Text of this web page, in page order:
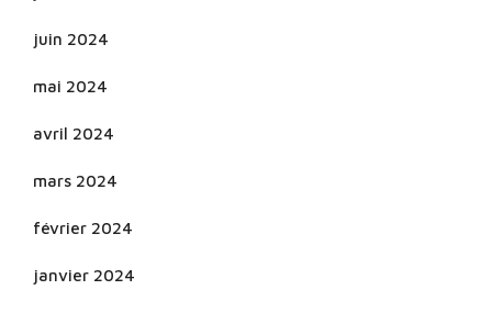
juin 2024
mai 2024
avril 2024
mars 2024
février 2024
janvier 2024